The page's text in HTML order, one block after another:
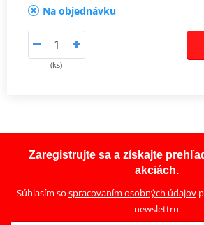
Na objednávku
(ks)
Zaregistrujte sa a získajte
akciách.
Súhlasím so spracovaním osobných údajov
newslettru